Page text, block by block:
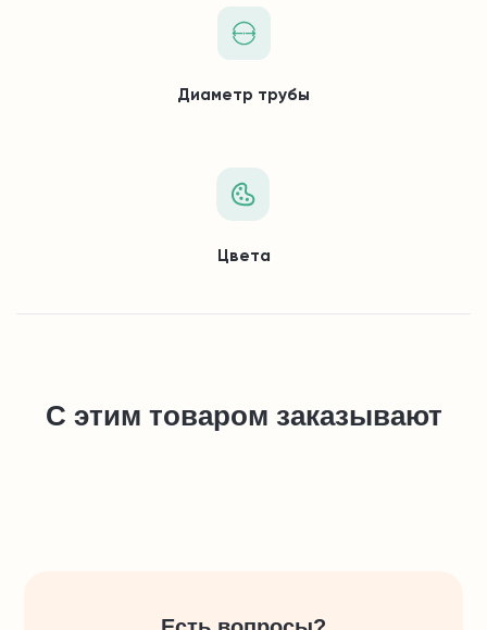
Диаметр трубы
Цвета
С этим товаром заказывают